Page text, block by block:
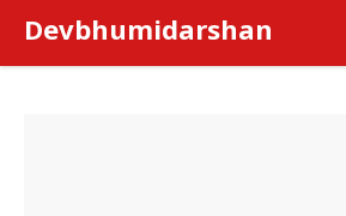
content
Devbhumidarshan